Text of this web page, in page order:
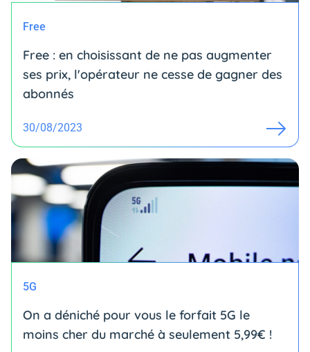
Free
Free : en choisissant de ne pas augmenter
ses prix, l'opérateur ne cesse de gagner des
abonnés
30/08/2023
5G
On a déniché pour vous le forfait 5G le
moins cher du marché à seulement 5,99€ !